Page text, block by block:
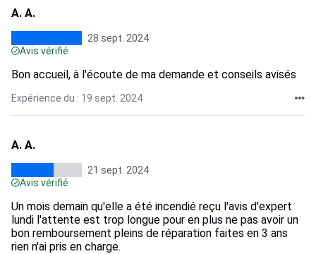
A. A.
28 sept. 2024
Avis vérifié
Bon accueil, à l'écoute de ma demande et conseils avisés
Expérience du : 19 sept. 2024
A. A.
21 sept. 2024
Avis vérifié
Un mois demain qu'elle a été incendié reçu l'avis d'expert
lundi l'attente est trop longue pour en plus ne pas avoir un
bon remboursement pleins de réparation faites en 3 ans
rien n'ai pris en charge.